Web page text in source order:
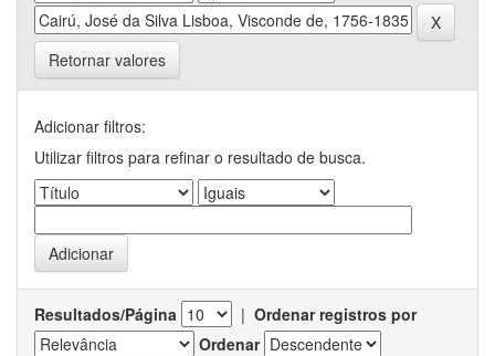
Retornar valores
Adicionar filtros:
Utilizar filtros para refinar o resultado de busca.
Resultados/Página | Ordenar registros por
Ordenar